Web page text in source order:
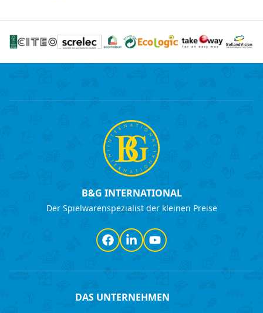
B&G INTERNATIONAL
Der Spielwarenspezialist der kleinen Preise
Facebook
LinkedInYouTube
DAS UNTERNEHMEN